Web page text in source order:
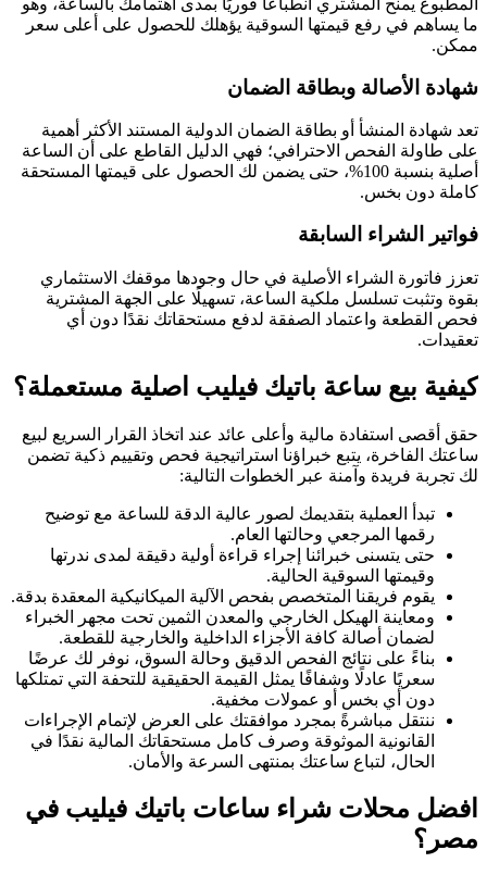
المطبوع يمنح المشتري انطباعًا فوريًا بمدى اهتمامك بالساعة، وهو
ما يساهم في رفع قيمتها السوقية يؤهلك للحصول على أعلى سعر
ممكن.
شهادة الأصالة وبطاقة الضمان
تعد شهادة المنشأ أو بطاقة الضمان الدولية المستند الأكثر أهمية
على طاولة الفحص الاحترافي؛ فهي الدليل القاطع على أن الساعة
أصلية بنسبة 100%، حتى يضمن لك الحصول على قيمتها المستحقة
كاملة دون بخس.
فواتير الشراء السابقة
تعزز فاتورة الشراء الأصلية في حال وجودها موقفك الاستثماري
بقوة وتثبت تسلسل ملكية الساعة، تسهيلًا على الجهة المشترية
فحص القطعة واعتماد الصفقة لدفع مستحقاتك نقدًا دون أي
تعقيدات.
كيفية بيع ساعة باتيك فيليب اصلية مستعملة؟
حقق أقصى استفادة مالية وأعلى عائد عند اتخاذ القرار السريع لبيع
ساعتك الفاخرة، يتبع خبراؤنا استراتيجية فحص وتقييم ذكية تضمن
لك تجربة فريدة وآمنة عبر الخطوات التالية:
تبدأ العملية بتقديمك لصور عالية الدقة للساعة مع توضيح
رقمها المرجعي وحالتها العام.
حتى يتسنى خبرائنا إجراء قراءة أولية دقيقة لمدى ندرتها
وقيمتها السوقية الحالية.
يقوم فريقنا المتخصص بفحص الآلية الميكانيكية المعقدة بدقة.
ومعاينة الهيكل الخارجي والمعدن الثمين تحت مجهر الخبراء
لضمان أصالة كافة الأجزاء الداخلية والخارجية للقطعة.
بناءً على نتائج الفحص الدقيق وحالة السوق، نوفر لك عرضًا
سعريًا عادلًا وشفافًا يمثل القيمة الحقيقية للتحفة التي تمتلكها
دون أي بخس أو عمولات مخفية.
ننتقل مباشرةً بمجرد موافقتك على العرض لإتمام الإجراءات
القانونية الموثوقة وصرف كامل مستحقاتك المالية نقدًا في
الحال، لتباع ساعتك بمنتهى السرعة والأمان.
افضل محلات شراء ساعات باتيك فيليب في
مصر؟